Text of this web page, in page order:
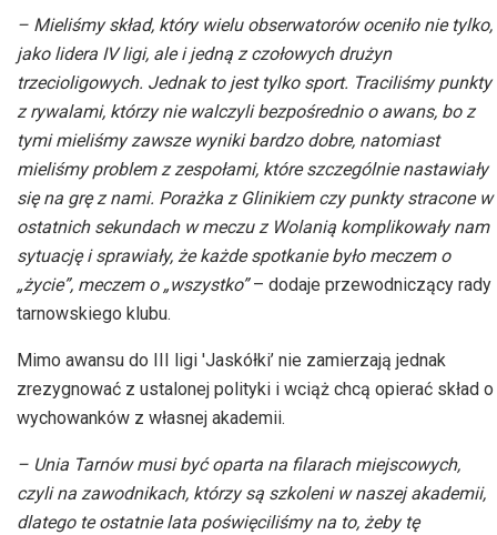
– Mieliśmy skład, który wielu obserwatorów oceniło nie tylko,
jako lidera IV ligi, ale i jedną z czołowych drużyn
trzecioligowych. Jednak to jest tylko sport. Traciliśmy punkty
z rywalami, którzy nie walczyli bezpośrednio o awans, bo z
tymi mieliśmy zawsze wyniki bardzo dobre, natomiast
mieliśmy problem z zespołami, które szczególnie nastawiały
się na grę z nami. Porażka z Glinikiem czy punkty stracone w
ostatnich sekundach w meczu z Wolanią komplikowały nam
sytuację i sprawiały, że każde spotkanie było meczem o
„życie”, meczem o „wszystko”– dodaje przewodniczący rady
tarnowskiego klubu.
Mimo awansu do III ligi 'Jaskółki’ nie zamierzają jednak
zrezygnować z ustalonej polityki i wciąż chcą opierać skład o
wychowanków z własnej akademii.
– Unia Tarnów musi być oparta na filarach miejscowych,
czyli na zawodnikach, którzy są szkoleni w naszej akademii,
dlatego te ostatnie lata poświęciliśmy na to, żeby tę